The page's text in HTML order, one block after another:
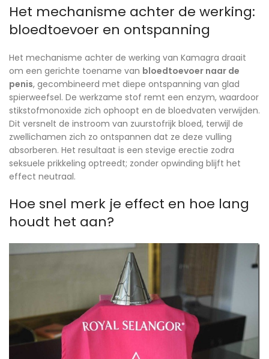
Het mechanisme achter de werking:
bloedtoevoer en ontspanning
Het mechanisme achter de werking van Kamagra draait
om een gerichte toename van bloedtoevoer naar de
penis, gecombineerd met diepe ontspanning van glad
spierweefsel. De werkzame stof remt een enzym, waardoor
stikstofmonoxide zich ophoopt en de bloedvaten verwijden.
Dit versnelt de instroom van zuurstofrijk bloed, terwijl de
zwellichamen zich zo ontspannen dat ze deze vulling
absorberen. Het resultaat is een stevige erectie zodra
seksuele prikkeling optreedt; zonder opwinding blijft het
effect neutraal.
Hoe snel merk je effect en hoe lang
houdt het aan?